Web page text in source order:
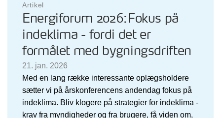
Artikel
Energiforum 2026:Fokus på
indeklima - fordi det er
formålet med bygningsdriften
21. jan. 2026
Med en lang række interessante oplægsholdere
sætter vi på årskonferencens andendag fokus på
indeklima. Bliv klogere på strategier for indeklima -
krav fra myndigheder og fra brugere, få viden om,